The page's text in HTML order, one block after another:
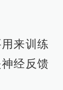
来训练
经反馈